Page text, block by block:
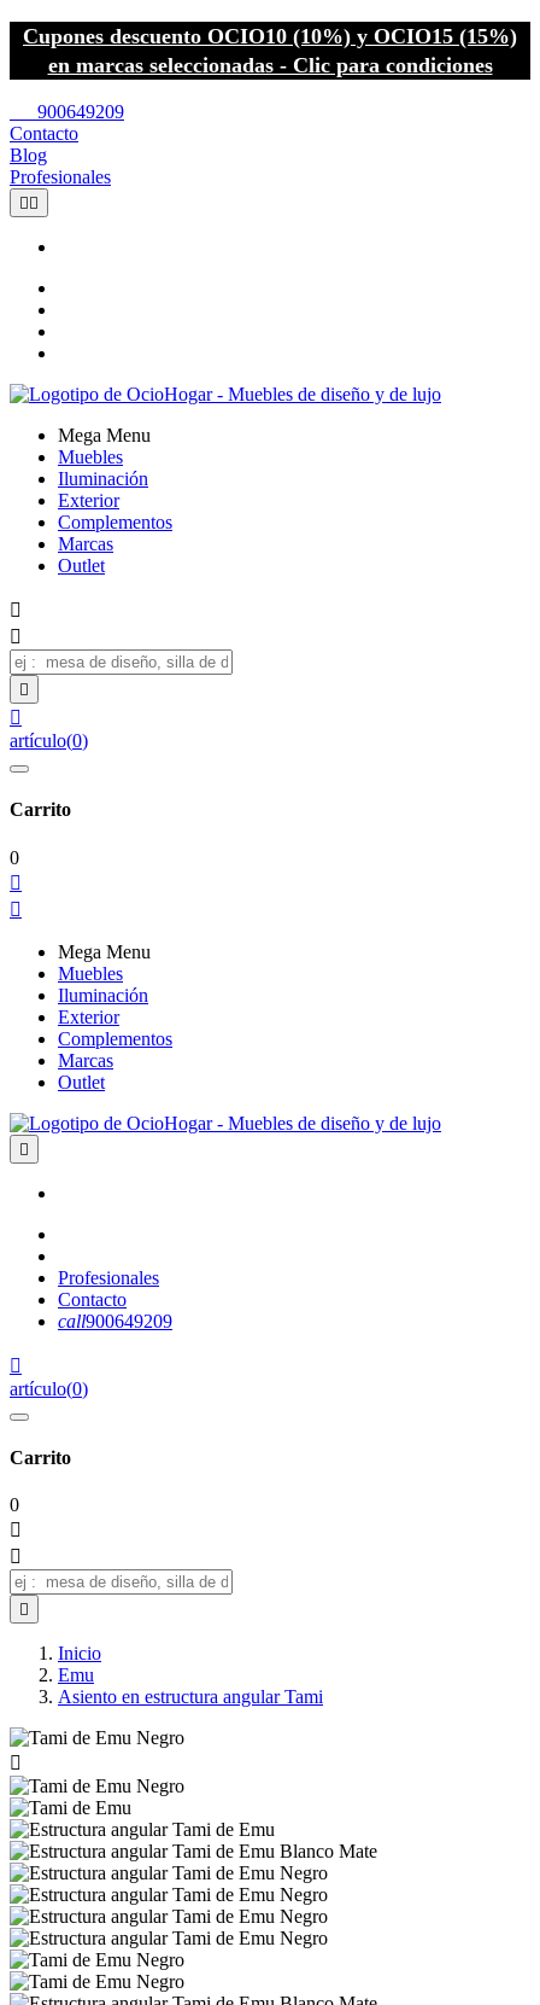
Cupones descuento OCIO10 (10%) y OCIO15 (15%)
en marcas seleccionadas - Clic para condiciones
900649209
Contacto
Blog
Profesionales
 
Mega Menu
Muebles
Iluminación
Exterior
Complementos
Marcas
Outlet




artículo(0)
Carrito
0


Mega Menu
Muebles
Iluminación
Exterior
Complementos
Marcas
Outlet

Profesionales
Contacto
call900649209

artículo(0)
Carrito
0



Inicio
Emu
Asiento en estructura angular Tami
